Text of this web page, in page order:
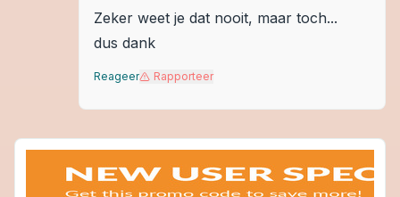
Zeker weet je dat nooit, maar toch...
dus dank
Reageer Rapporteer